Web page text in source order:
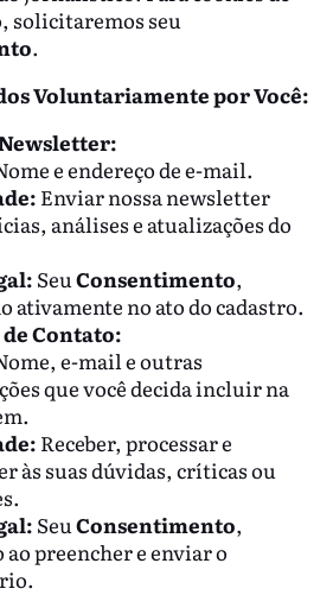
solicitaremos seu
.
Voluntariamente por Você:
e endereço de e-mail.
Enviar nossa newsletter
análises e atualizações do
SeuConsentimento,
ativamente no ato do cadastro.
Contato:
e-mail e outras
que você decida incluir na
Receber, processar e
às suas dúvidas, críticas ou
SeuConsentimento,
ao preencher e enviar o